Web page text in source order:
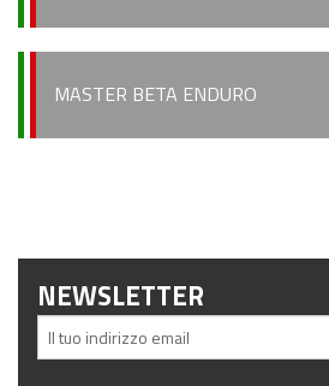
MASTER BETA ENDURO
NEWSLETTER